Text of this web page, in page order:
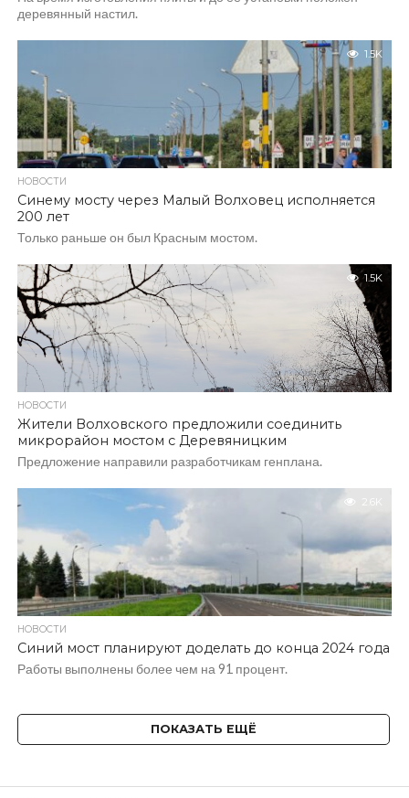
деревянный настил.
1.5K
НОВОСТИ
Синему мосту через Малый Волховец исполняется
200 лет
Только раньше он был Красным мостом.
1.5K
НОВОСТИ
Жители Волховского предложили соединить
микрорайон мостом с Деревяницким
Предложение направили разработчикам генплана.
2.6K
НОВОСТИ
Синий мост планируют доделать до конца 2024 года
Работы выполнены более чем на 91 процент.
ПОКАЗАТЬ ЕЩЁ